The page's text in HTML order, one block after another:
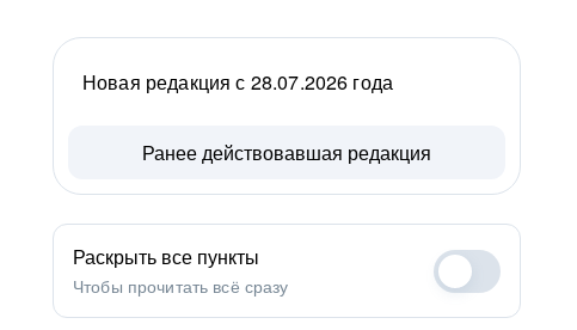
Новая редакция с 28.07.2026 года
Ранее действовавшая редакция
Раскрыть все пункты
Чтобы прочитать всё сразу